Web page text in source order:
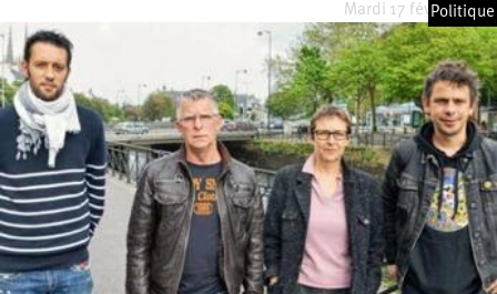
Mardi 17 février 2026
Politique